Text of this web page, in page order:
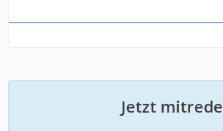
Jetzt